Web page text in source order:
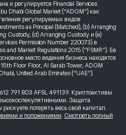
и регулируется Financial Services
Dhabi Global Market (“ADGM”) как
регулируемых видов
as Principal (Matched), (b) Arranging
Custody, (d) Arranging Custody и (e)
Permission Number 220073) в
and Market Regulations 2015 (“FSMR”). Ее
место ведения бизнеса находятся
Floor Floor, Al Sarab Tower, ADGM
United Arab Emirates (“UAE”).
791 803 AFSL 491139. Криптоактивы
Защита
рискуете потерять весь свой капитал.
и положениями. Смотреть полный